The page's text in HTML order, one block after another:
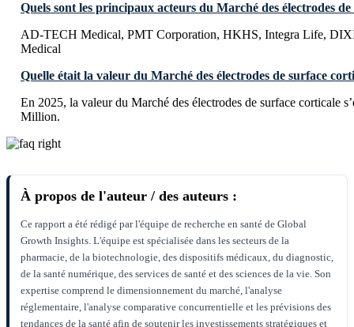
Quels sont les principaux acteurs du Marché des électrodes
AD-TECH Medical, PMT Corporation, HKHS, Integra Life,
Medical
Quelle était la valeur du Marché des électrodes de surface
En 2025, la valeur du Marché des électrodes de surface corticale
Million.
À propos de l'auteur / des auteurs :
Ce rapport a été rédigé par l'équipe de recherche en santé de Global
Growth Insights. L'équipe est spécialisée dans les secteurs de la
pharmacie, de la biotechnologie, des dispositifs médicaux, du diagnostic,
de la santé numérique, des services de santé et des sciences de la vie. Son
expertise comprend le dimensionnement du marché, l'analyse
réglementaire, l'analyse comparative concurrentielle et les prévisions des
tendances de la santé afin de soutenir les investissements stratégiques et